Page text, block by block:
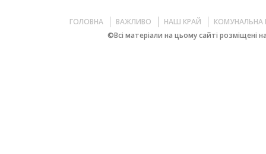
ГОЛОВНА ВАЖЛИВО НАШ КРАЙ
КОМУНАЛЬНА
©Всі матеріали на цьому сайті розміщені